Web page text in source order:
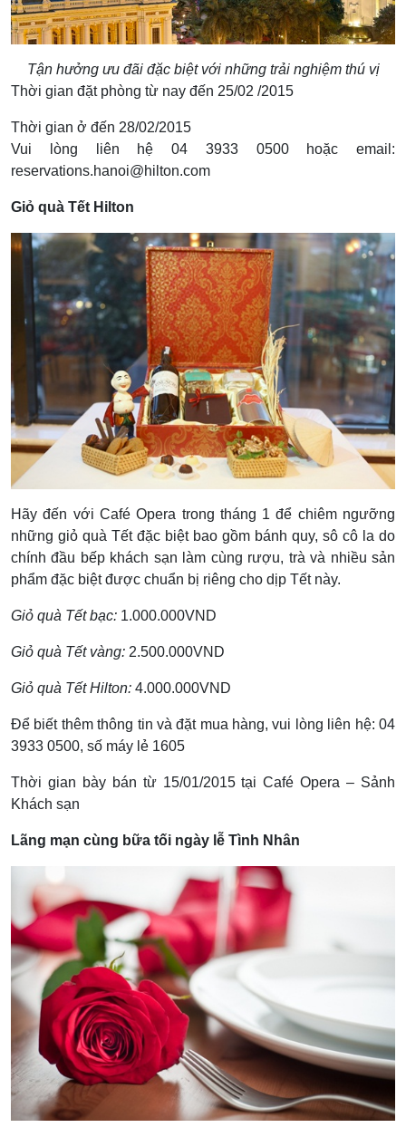
Tận hưởng ưu đãi đặc biệt với những trải nghiệm thú vị
Thời gian đặt phòng từ nay đến 25/02 /2015
Thời gian ở đến 28/02/2015
Vui lòng liên hệ 04 3933 0500 hoặc email:
reservations.hanoi@hilton.com
Giỏ quà Tết Hilton
Hãy đến với Café Opera trong tháng 1 để chiêm ngưỡng
những giỏ quà Tết đặc biệt bao gồm bánh quy, sô cô la do
chính đầu bếp khách sạn làm cùng rượu, trà và nhiều sản
phẩm đặc biệt được chuẩn bị riêng cho dịp Tết này.
Giỏ quà Tết bạc: 1.000.000VND
Giỏ quà Tết vàng: 2.500.000VND
Giỏ quà Tết Hilton: 4.000.000VND
Để biết thêm thông tin và đặt mua hàng, vui lòng liên hệ: 04
3933 0500, số máy lẻ 1605
Thời gian bày bán từ 15/01/2015 tại Café Opera – Sảnh
Khách sạn
Lãng mạn cùng bữa tối ngày lễ Tình Nhân